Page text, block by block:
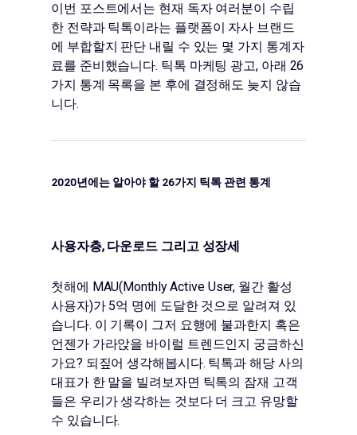
이번 포스트에서는 현재 독자 여러분이 수립
한 전략과 틱톡이라는 플랫폼이 자사 브랜드
에 부합할지 판단 내릴 수 있는 몇 가지 통계자
료를 준비했습니다. 틱톡 마케팅 광고, 아래 26
가지 통계 목록을 본 후에 결정해도 늦지 않습
니다.
2020년에는 알아야 할 26가지 틱톡 관련 통계
사용자층, 다운로드 그리고 성장세
첫해에 MAU(Monthly Active User, 월간 활성
사용자)가 5억 명에 도달한 것으로 알려져 있
습니다. 이 기록이 그저 요행에 불과한지 혹은
언젠가 가라앉을 바이럴 트렌드인지 궁금하신
가요? 되짚어 생각해봅시다. 틱톡과 해당 사의
대표가 한 말을 빌려보자면 틱톡의 잠재 고객
들은 우리가 생각하는 것보다 더 크고 유망할
수 있습니다.